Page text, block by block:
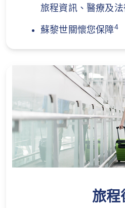
旅程資訊、醫療及
蘇黎世關懷您保障4
旅程